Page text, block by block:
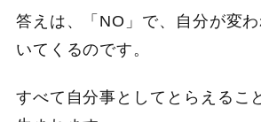
答えは、「NO」で、自分が変
いてくるのです。
すべて自分事としてとらえるこ